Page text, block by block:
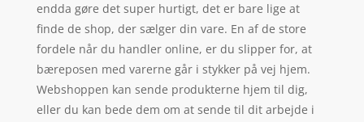
endda gøre det super hurtigt, det er bare lige at
finde de shop, der sælger din vare. En af de store
fordele når du handler online, er du slipper for, at
bæreposen med varerne går i stykker på vej hjem.
Webshoppen kan sende produkterne hjem til dig,
eller du kan bede dem om at sende til dit arbejde i